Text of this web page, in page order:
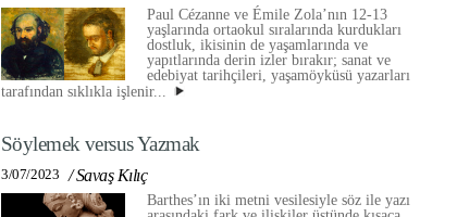
Paul Cézanne ve Émile Zola’nın 12-13
yaşlarında ortaokul sıralarında kurdukları
dostluk, ikisinin de yaşamlarında ve
yapıtlarında derin izler bırakır; sanat ve
edebiyat tarihçileri, yaşamöyküsü yazarları
tarafından sıklıkla işlenir...
Söylemek versus Yazmak
3/07/2023 /Savaş Kılıç
Barthes’ın iki metni vesilesiyle söz ile yazı